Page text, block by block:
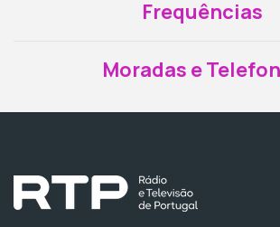
Frequências
Moradas e